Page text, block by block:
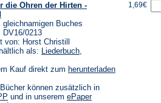
die Ohren der Hirten -
gleichnamigen Buches
DV16/0213
von: Horst Christill
als: Liederbuch,
Kauf direkt zum herunterladen
können zusätzlich in
(Öffnet
und in unserem ePaper(Öffnet
1,69€